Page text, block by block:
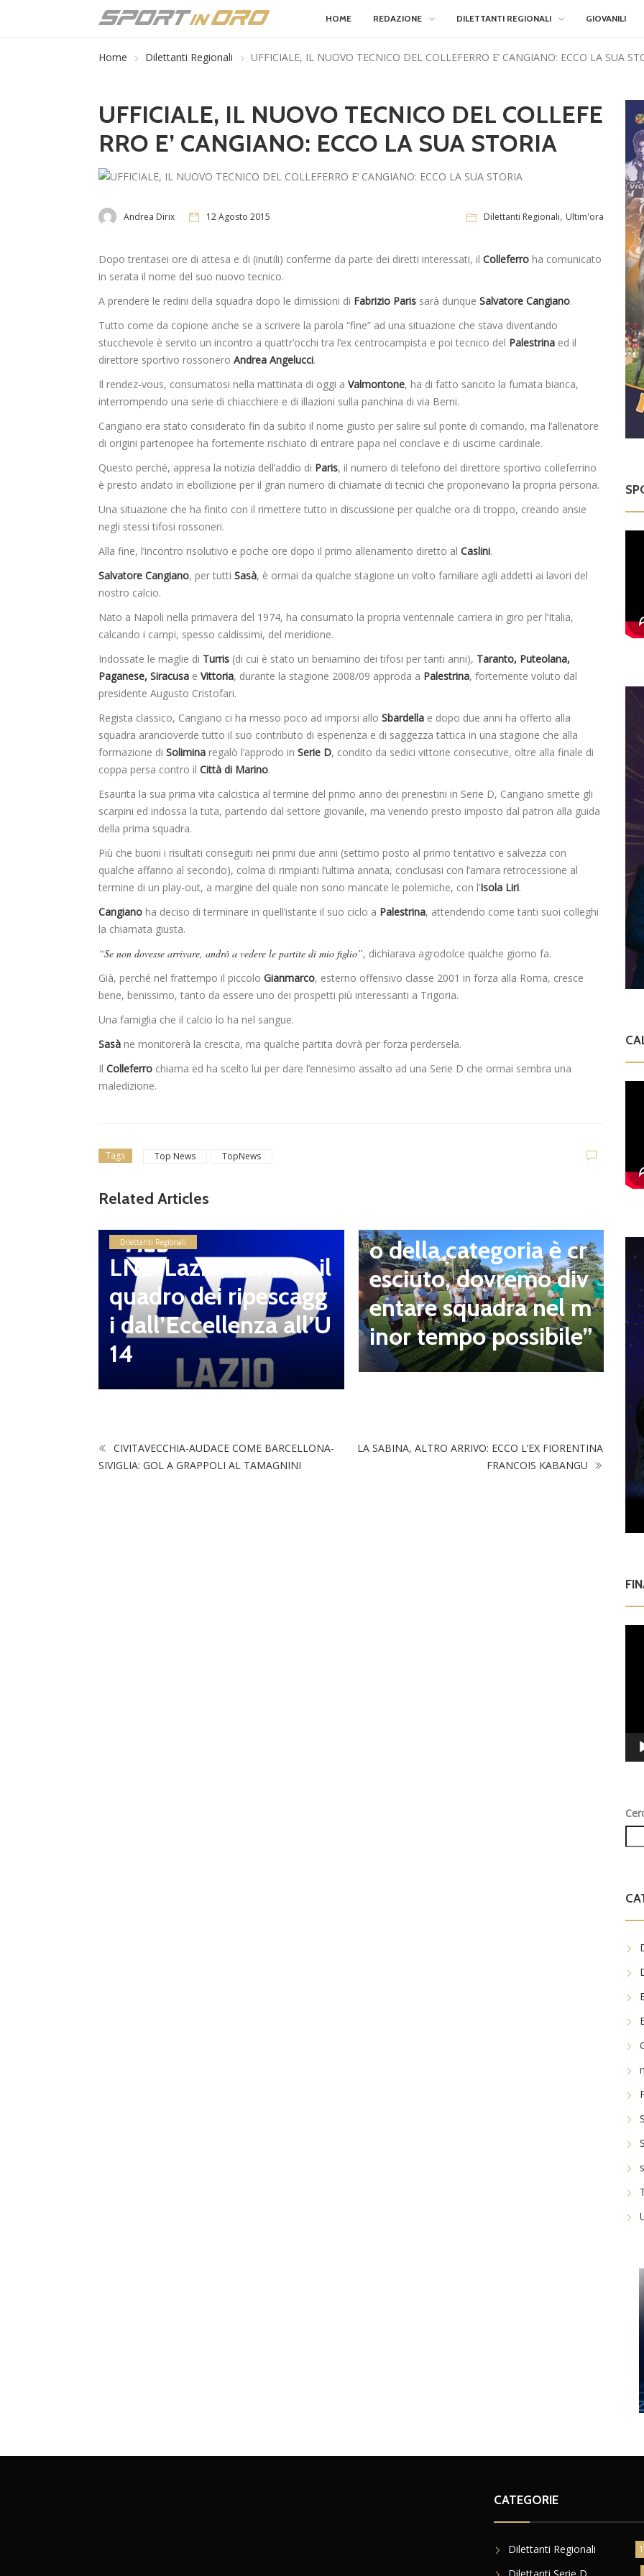
HOME REDAZIONE DILETTANTI REGIONALI GIOVANILI
Home Dilettanti Regionali UFFICIALE, IL NUOVO TECNICO DEL COLLEFERRO E’ CANGIANO: ECCO LA SUA
UFFICIALE, IL NUOVO TECNICO DEL COLLEFE
RRO E’ CANGIANO: ECCO LA SUA STORIA
Andrea Dirix 12 Agosto 2015 Dilettanti Regionali, Ultim'ora
Dopo trentasei ore di attesa e di (inutili) conferme da parte dei diretti interessati, il Colleferro ha comunicato
in serata il nome del suo nuovo tecnico.
A prendere le redini della squadra dopo le dimissioni di Fabrizio Paris sarà dunque Salvatore Cangiano.
Tutto come da copione anche se a scrivere la parola “fine” ad una situazione che stava diventando
stucchevole è servito un incontro a quattr’occhi tra l’ex centrocampista e poi tecnico del Palestrina ed il
direttore sportivo rossonero Andrea Angelucci.
Il rendez-vous, consumatosi nella mattinata di oggi a Valmontone, ha di fatto sancito la fumata bianca,
interrompendo una serie di chiacchiere e di illazioni sulla panchina di via Berni.
Cangiano era stato considerato fin da subito il nome giusto per salire sul ponte di comando, ma l’allenatore
di origini partenopee ha fortemente rischiato di entrare papa nel conclave e di uscirne cardinale.
Questo perché, appresa la notizia dell’addio di Paris, il numero di telefono del direttore sportivo colleferrino
è presto andato in ebollizione per il gran numero di chiamate di tecnici che proponevano la propria persona.
Una situazione che ha finito con il rimettere tutto in discussione per qualche ora di troppo, creando ansie
negli stessi tifosi rossoneri.
Alla fine, l’incontro risolutivo e poche ore dopo il primo allenamento diretto al Caslini.
Salvatore Cangiano, per tutti Sasà, è ormai da qualche stagione un volto familiare agli addetti ai lavori del
nostro calcio.
Nato a Napoli nella primavera del 1974, ha consumato la propria ventennale carriera in giro per l’Italia,
calcando i campi, spesso caldissimi, del meridione.
Indossate le maglie di Turris (di cui è stato un beniamino dei tifosi per tanti anni), Taranto, Puteolana,
Paganese, Siracusa e Vittoria, durante la stagione 2008/09 approda a Palestrina, fortemente voluto dal
presidente Augusto Cristofari.
Regista classico, Cangiano ci ha messo poco ad imporsi allo Sbardella e dopo due anni ha offerto alla
squadra arancioverde tutto il suo contributo di esperienza e di saggezza tattica in una stagione che alla
formazione di Solimina regalò l’approdo in Serie D, condito da sedici vittorie consecutive, oltre alla finale di
coppa persa contro il Città di Marino.
Esaurita la sua prima vita calcistica al termine del primo anno dei prenestini in Serie D, Cangiano smette gli
scarpini ed indossa la tuta, partendo dal settore giovanile, ma venendo presto imposto dal patron alla guida
della prima squadra.
Più che buoni i risultati conseguiti nei primi due anni (settimo posto al primo tentativo e salvezza con
qualche affanno al secondo), colma di rimpianti l’ultima annata, conclusasi con l’amara retrocessione al
termine di un play-out, a margine del quale non sono mancate le polemiche, con l’Isola Liri.
Cangiano ha deciso di terminare in quell’istante il suo ciclo a Palestrina, attendendo come tanti suoi colleghi
la chiamata giusta.
“Se non dovesse arrivare, andrò a vedere le partite di mio figlio”, dichiarava agrodolce qualche giorno fa.
Già, perché nel frattempo il piccolo Gianmarco, esterno offensivo classe 2001 in forza alla Roma, cresce
bene, benissimo, tanto da essere uno dei prospetti più interessanti a Trigoria.
Una famiglia che il calcio lo ha nel sangue.
Sasà ne monitorerà la crescita, ma qualche partita dovrà per forza perdersela.
Il Colleferro chiama ed ha scelto lui per dare l’ennesimo assalto ad una Serie D che ormai sembra una
maledizione.
Tags Top News TopNews
Related Articles
Dilettanti Regionali
LND Lazio, definito il
quadro dei ripescagg
i dall’Eccellenza all’U
14
zione agli ordini di m
o della categoria è cr
esciuto, dovremo div
entare squadra nel m
inor tempo possibile”
CIVITAVECCHIA-AUDACE COME BARCELLONA-
SIVIGLIA: GOL A GRAPPOLI AL TAMAGNINI
LA SABINA, ALTRO ARRIVO: ECCO L’EX FIORENTINA
FRANCOIS KABANGU
CATEGORIE
Dilettanti Regionali